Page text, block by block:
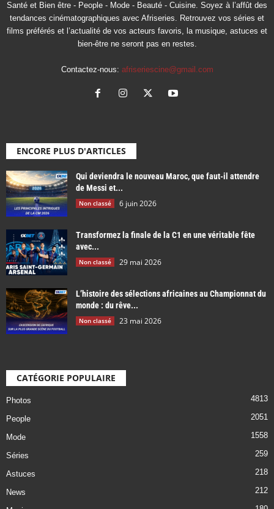
Santé et Bien être - People - Mode - Beauté - Cuisine. Soyez à l’affût des
tendances cinématographiques avec Afriseries. Retrouvez vos séries et
films préférés et l’actualité de vos acteurs favoris, la musique, astuces et
bien-être ne seront pas en restes.
Contactez-nous: afriseriescine@gmail.com
ENCORE PLUS D'ARTICLES
Qui deviendra le nouveau Maroc, que faut-il attendre
de Messi et...
Non classé 6 juin 2026
Transformez la finale de la C1 en une véritable fête
avec...
Non classé 29 mai 2026
L’histoire des sélections africaines au Championnat du
monde : du rêve...
Non classé 23 mai 2026
CATÉGORIE POPULAIRE
Photos 4813
People 2051
Mode 1558
Séries 259
Astuces 218
News 212